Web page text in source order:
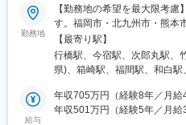
林間駅、登戸駅、宮前平駅
(神奈川県)、武蔵溝ノ口駅、
駅、六郷土手駅、センター北
町駅、三田駅(東京都)、田原
駅、下落合駅、志村坂上駅、
中延駅、新高円寺駅、千駄ケ
東伏見駅、立川駅、井の頭公
勤務地
【勤務地の希望を最大限考
す。福岡市・北九州市・熊本
く、公共交通機関で通いやす
じた働き方や配属についても
◎U・Iターン歓迎◎マイカー
い※九州エリア内での転勤の
さ」も魅力の一つ♪マツキヨ
【最寄り駅】
行橋駅、今宿駅、次郎丸駅、
県)、箱崎駅、福間駅、和白
(福岡県)、九州工大前駅、西
間駅、南福岡駅、大橋駅(福岡
給与
年収705万円（経験8年／月給
年収501万円（経験5年／月給